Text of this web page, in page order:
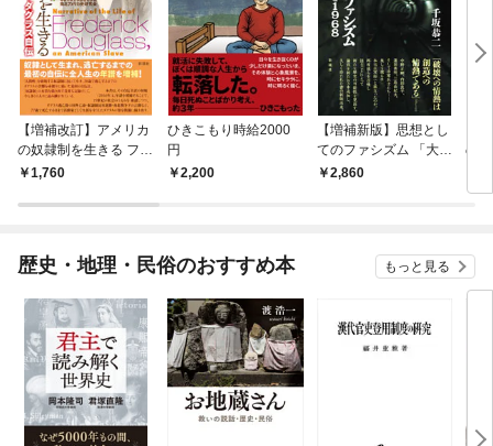
【増補改訂】アメリカ
の奴隷制を生きる フレ
デリック・ダグラス自
1,760
ひきこもり時給2000
円
2,200
【増補新版】思想とし
てのファシズム 「大東
亜戦争」と１９６８
2,860
の
歴史・地理・民俗のおすすめ本 もっと見る